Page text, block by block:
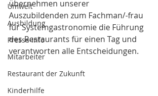
Umwelt
Ausbildung
Presse-Info
Mitarbeiter
Restaurant der Zukunft
Kinderhilfe
übernehmen unserer
Auszubildenden zum Fachman/-frau
für Systemgastronomie die Führung
des Restaurants für einen Tag und
verantworten alle Entscheidungen.